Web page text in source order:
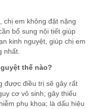
em không đặt nặng
bổ sung nội tiết giúp
kinh nguyệt, giúp chị em
nhất.
thế nào?
được điều trị sẽ gây rất
cơ vô sinh; gây thiếu
phụ khoa; là dấu hiệu